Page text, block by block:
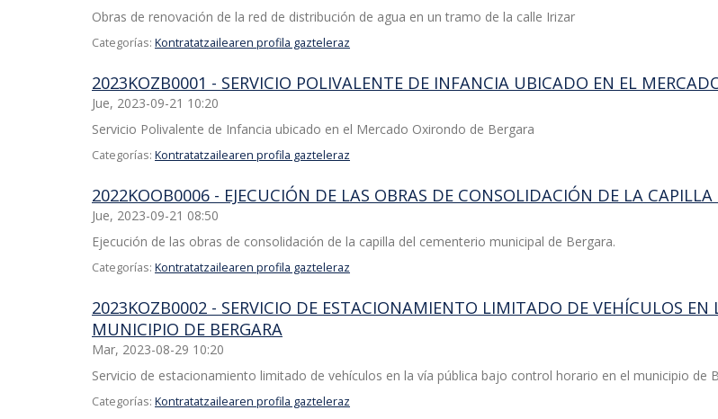
Obras de renovación de la red de distribución de agua en un tramo de la calle Irizar
Categorías: Kontratatzailearen profila gazteleraz
2023KOZB0001 - SERVICIO POLIVALENTE DE INFANCIA UBICADO EN EL
Jue, 2023-09-21 10:20
Servicio Polivalente de Infancia ubicado en el Mercado Oxirondo de Bergara
Categorías: Kontratatzailearen profila gazteleraz
2022KOOB0006 - EJECUCIÓN DE LAS OBRAS DE CONSOLIDACIÓN DE LA
Jue, 2023-09-21 08:50
Ejecución de las obras de consolidación de la capilla del cementerio municipal de Bergara.
Categorías: Kontratatzailearen profila gazteleraz
2023KOZB0002 - SERVICIO DE ESTACIONAMIENTO LIMITADO DE VEHÍCULOS
MUNICIPIO DE BERGARA
Mar, 2023-08-29 10:20
Servicio de estacionamiento limitado de vehículos en la vía pública bajo control horario en el municipio de
Categorías: Kontratatzailearen profila gazteleraz